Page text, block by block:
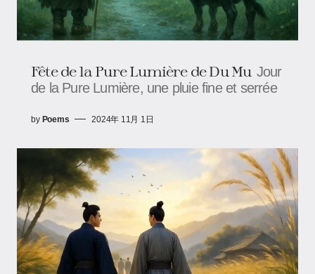
Fête de la Pure Lumière de Du Mu Jour
de la Pure Lumière, une pluie fine et serrée
by Poems 2024年 11月 1日